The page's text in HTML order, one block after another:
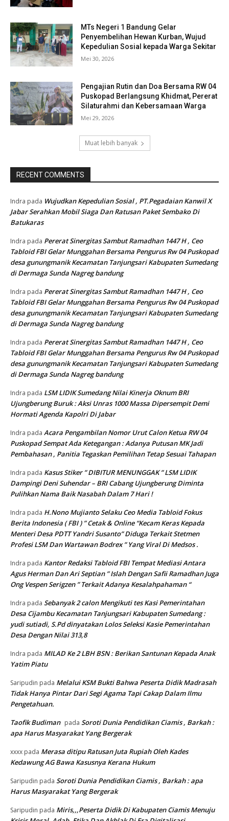
MTs Negeri 1 Bandung Gelar
Penyembelihan Hewan Kurban, Wujud
Kepedulian Sosial kepada Warga Sekitar
Mei 30, 2026
Pengajian Rutin dan Doa Bersama RW 04
Puskopad Berlangsung Khidmat, Pererat
Silaturahmi dan Kebersamaan Warga
Mei 29, 2026
Muat lebih banyak
RECENT COMMENTS
Indra pada Wujudkan Kepedulian Sosial , PT.Pegadaian Kanwil X
Jabar Serahkan Mobil Siaga Dan Ratusan Paket Sembako Di
Batukaras
Indra pada Pererat Sinergitas Sambut Ramadhan 1447 H , Ceo
Tabloid FBI Gelar Munggahan Bersama Pengurus Rw 04 Puskopad
desa gunungmanik Kecamatan Tanjungsari Kabupaten Sumedang
di Dermaga Sunda Nagreg bandung
Indra pada Pererat Sinergitas Sambut Ramadhan 1447 H , Ceo
Tabloid FBI Gelar Munggahan Bersama Pengurus Rw 04 Puskopad
desa gunungmanik Kecamatan Tanjungsari Kabupaten Sumedang
di Dermaga Sunda Nagreg bandung
Indra pada Pererat Sinergitas Sambut Ramadhan 1447 H , Ceo
Tabloid FBI Gelar Munggahan Bersama Pengurus Rw 04 Puskopad
desa gunungmanik Kecamatan Tanjungsari Kabupaten Sumedang
di Dermaga Sunda Nagreg bandung
Indra pada LSM LIDIK Sumedang Nilai Kinerja Oknum BRI
Ujungberung Buruk : Aksi Unras 1000 Massa Dipersempit Demi
Hormati Agenda Kapolri Di Jabar
Indra pada Acara Pengambilan Nomor Urut Calon Ketua RW 04
Puskopad Sempat Ada Ketegangan : Adanya Putusan MK Jadi
Pembahasan , Panitia Tegaskan Pemilihan Tetap Sesuai Tahapan
Indra pada Kasus Stiker ” DIBITUR MENUNGGAK ” LSM LIDIK
Dampingi Deni Suhendar – BRI Cabang Ujungberung Diminta
Pulihkan Nama Baik Nasabah Dalam 7 Hari !
Indra pada H.Nono Mujianto Selaku Ceo Media Tabloid Fokus
Berita Indonesia ( FBI ) ” Cetak & Online “Kecam Keras Kepada
Menteri Desa PDTT Yandri Susanto” Diduga Terkait Stetmen
Profesi LSM Dan Wartawan Bodrex ” Yang Viral Di Medsos .
Indra pada Kantor Redaksi Tabloid FBI Tempat Mediasi Antara
Agus Herman Dan Ari Septian ” Islah Dengan Safii Ramadhan Juga
Ong Vespen Serigzen ” Terkait Adanya Kesalahpahaman “
Indra pada Sebanyak 2 calon Mengikuti tes Kasi Pemerintahan
Desa Cijambu Kecamatan Tanjungsari Kabupaten Sumedang :
yudi sutiadi, S.Pd dinyatakan Lolos Seleksi Kasie Pemerintahan
Desa Dengan Nilai 313,8
Indra pada MILAD Ke 2 LBH BSN : Berikan Santunan Kepada Anak
Yatim Piatu
Saripudin pada Melalui KSM Bukti Bahwa Peserta Didik Madrasah
Tidak Hanya Pintar Dari Segi Agama Tapi Cakap Dalam Ilmu
Pengetahuan.
Taofik Budiman pada Soroti Dunia Pendidikan Ciamis , Barkah :
apa Harus Masyarakat Yang Bergerak
xxxx pada Merasa ditipu Ratusan Juta Rupiah Oleh Kades
Kedawung AG Bawa Kasusnya Kerana Hukum
Saripudin pada Soroti Dunia Pendidikan Ciamis , Barkah : apa
Harus Masyarakat Yang Bergerak
Saripudin pada Miris,,,Peserta Didik Di Kabupaten Ciamis Menuju